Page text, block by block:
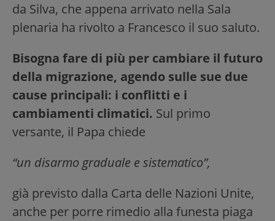
da Silva, che appena arrivato nella Sala
plenaria ha rivolto a Francesco il suo saluto.
Bisogna fare di più per cambiare il futuro
della migrazione, agendo sulle sue due
cause principali: i conflitti e i
cambiamenti climatici. Sul primo
versante, il Papa chiede
“un disarmo graduale e sistematico”,
già previsto dalla Carta delle Nazioni Unite,
anche per porre rimedio alla funesta piaga